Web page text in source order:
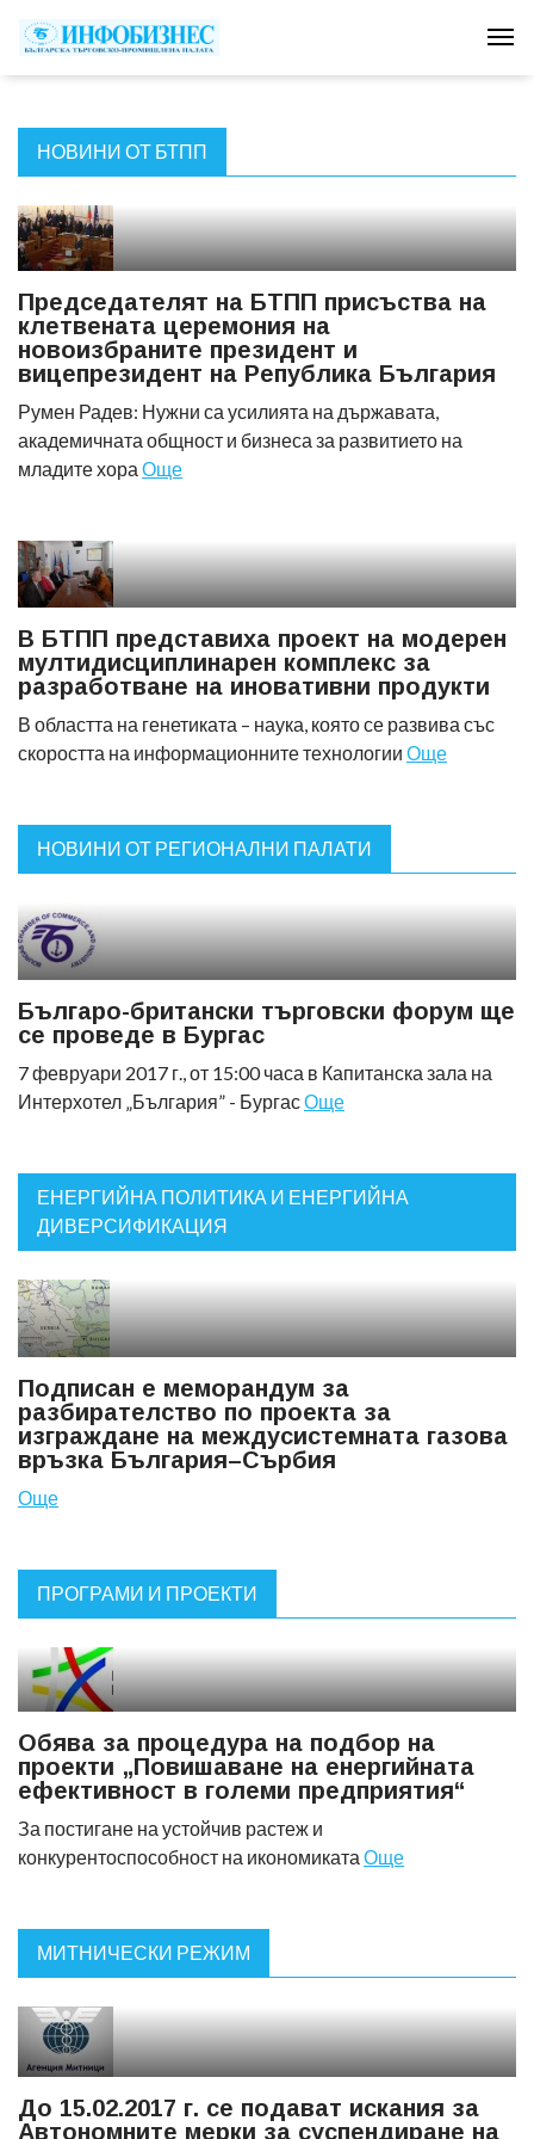
НОВИНИ ОТ БТПП
Председателят на БТПП присъства на
клетвената церемония на
новоизбраните президент и
вицепрезидент на Република България
Румен Радев: Нужни са усилията на държавата,
академичната общност и бизнеса за развитието на
младите хора Още
В БТПП представиха проект на модерен
мултидисциплинарен комплекс за
разработване на иновативни продукти
В областта на генетиката – наука, която се развива със
скоростта на информационните технологии Още
НОВИНИ ОТ РЕГИОНАЛНИ ПАЛАТИ
Българо-британски търговски форум ще
се проведе в Бургас
7 февруари 2017 г., от 15:00 часа в Капитанска зала на
Интерхотел „България” - БургасОще
ЕНЕРГИЙНА ПОЛИТИКА И ЕНЕРГИЙНА
ДИВЕРСИФИКАЦИЯ
Подписан е меморандум за
разбирателство по проекта за
изграждане на междусистемната газова
връзка България–Сърбия
Още
ПРОГРАМИ И ПРОЕКТИ
Обява за процедура на подбор на
проекти „Повишаване на енергийната
ефективност в големи предприятия“
За постигане на устойчив растеж и
конкурентоспособност на икономиката Още
МИТНИЧЕСКИ РЕЖИМ
До 15.02.2017 г. се подават искания за
Автономните мерки за суспендиране на